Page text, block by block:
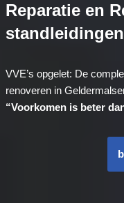
Reparatie en
standleidingen
VVE’s opgelet: De
renoveren in
“Voorkomen is beter